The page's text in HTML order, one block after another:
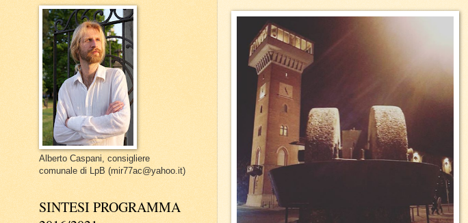
Alberto Caspani, consigliere
comunale di LpB (mir77ac@yahoo.it)
SINTESI PROGRAMMA